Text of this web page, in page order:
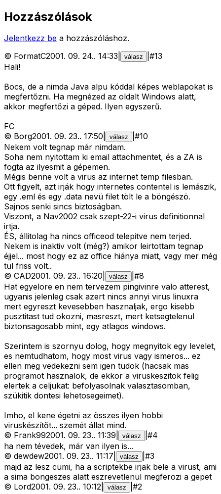
Hozzászólások
Jelentkezz be a hozzászóláshoz.
© FormatC2001. 09. 24.. 14:33 válasz #13
Hali!
Bocs, de a nimda Java alpu kóddal képes weblapokat is
megfertőzni. Ha megnézed az oldalt Windows alatt,
akkor megfertőzi a géped. Ilyen egyszerű.
FC
© Borg2001. 09. 23.. 17:50 válasz #10
Nekem volt tegnap már nimdam.
Soha nem nyitottam ki email attachmentet, és a ZA is
fogta az ilyesmit a gépemen.
Mégis benne volt a virus az internet temp filesban.
Ott figyelt, azt irják hogy internetes contentel is lemászik,
egy .eml és egy .data nevü filet tölt le a böngészö.
Sajnos senki sincs biztoságban.
Viszont, a Nav2002 csak szept-22-i virus definitionnal
irtja.
ÉS, állitolag ha nincs officeod telepitve nem terjed.
Nekem is inaktiv volt (még?) amikor leirtottam tegnap
éjjel... most hogy ez az office hiánya miatt, vagy mer még
tul friss volt..
© CAD2001. 09. 23.. 16:20 válasz #8
Hat egyelore en nem tervezem pingivinre valo atterest,
ugyanis jelenleg csak azert nincs annyi virus linuxra
mert egyreszt kevesebben hasznaljak, ergo kisebb
pusztitast tud okozni, masreszt, mert ketsegtelenul
biztonsagosabb mint, egy atlagos windows.
Szerintem is szornyu dolog, hogy megnyitok egy levelet,
es nemtudhatom, hogy most virus vagy ismeros... ez
ellen meg vedekezni sem igen tudok (hacsak mas
programot hasznalok, de ekkor a viruskeszitok felig
elertek a celjukat: befolyasolnak valasztasomban,
szükitik dontesi lehetosegeimet).
Imho, el kene égetni az összes ilyen hobbi
viruskészítőt... szemét állat mind.
© Frank992001. 09. 23.. 11:39 válasz #4
ha nem tévedek, már van ilyen is...
© dewdew2001. 09. 23.. 11:17 válasz #3
majd az lesz cumi, ha a scriptekbe irjak bele a virust, ami
a sima bongeszes alatt eszrevetlenul megferozi a gepet
© Lord2001. 09. 23.. 10:12 válasz #2